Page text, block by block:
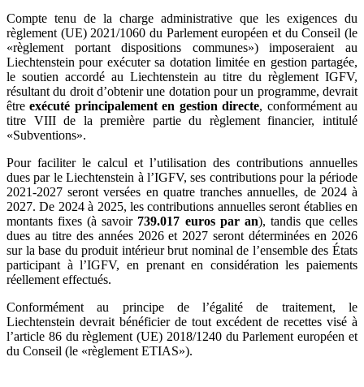
Compte tenu de la charge administrative que les exigences du
règlement (UE) 2021/1060 du Parlement européen et du Conseil (le
«règlement portant dispositions communes») imposeraient au
Liechtenstein pour exécuter sa dotation limitée en gestion partagée,
le soutien accordé au Liechtenstein au titre du règlement IGFV,
résultant du droit d’obtenir une dotation pour un programme, devrait
êtreexécuté principalement en gestion directe, conformément au
titre VIII de la première partie du règlement financier, intitulé
«Subventions».
Pour faciliter le calcul et l’utilisation des contributions annuelles
dues par le Liechtenstein à l’IGFV, ses contributions pour la période
2021-2027 seront versées en quatre tranches annuelles, de 2024 à
2027. De 2024 à 2025, les contributions annuelles seront établies en
montants fixes (à savoir 739.017 euros par an), tandis que celles
dues au titre des années 2026 et 2027 seront déterminées en 2026
sur la base du produit intérieur brut nominal de l’ensemble des États
participant à l’IGFV, en prenant en considération les paiements
réellement effectués.
Conformément au principe de l’égalité de traitement, le
Liechtenstein devrait bénéficier de tout excédent de recettes visé à
l’article 86 du règlement (UE) 2018/1240 du Parlement européen et
du Conseil (le «règlement ETIAS»).